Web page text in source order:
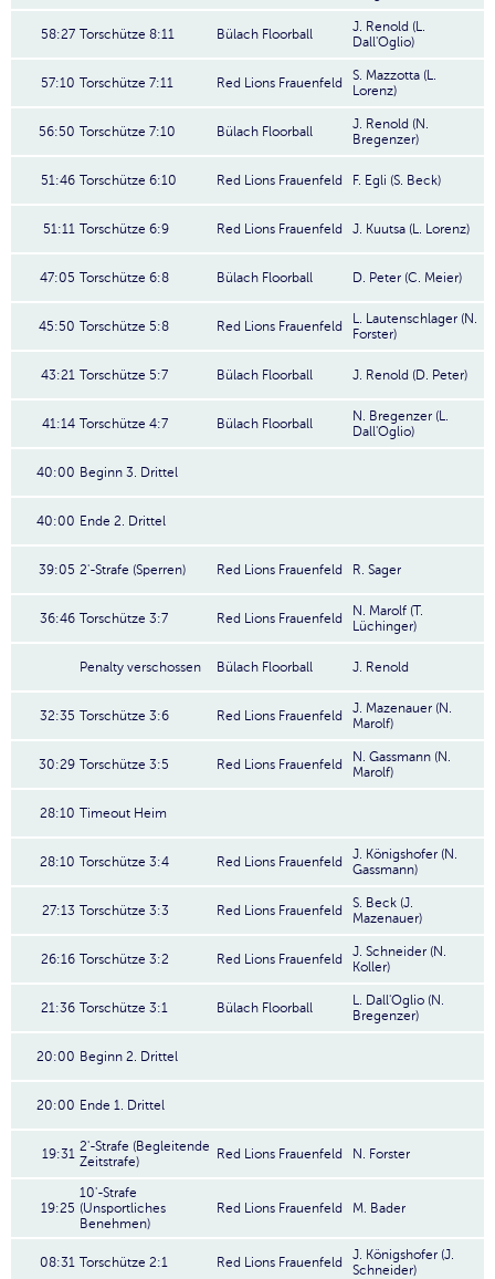
58:27 Torschütze 8:11 Bülach Floorball
J. Renold (L.
Dall'Oglio)
57:10 Torschütze 7:11 Red Lions Frauenfeld
S. Mazzotta (L.
Lorenz)
56:50 Torschütze 7:10 Bülach Floorball
J. Renold (N.
Bregenzer)
51:46 Torschütze 6:10 Red Lions Frauenfeld F. Egli (S. Beck)
51:11 Torschütze 6:9 Red Lions Frauenfeld J. Kuutsa (L. Lorenz)
47:05 Torschütze 6:8 Bülach Floorball D. Peter (C. Meier)
45:50 Torschütze 5:8 Red Lions Frauenfeld
L. Lautenschlager (N.
Forster)
43:21 Torschütze 5:7 Bülach Floorball J. Renold (D. Peter)
41:14 Torschütze 4:7 Bülach Floorball
N. Bregenzer (L.
Dall'Oglio)
40:00 Beginn 3. Drittel
40:00 Ende 2. Drittel
39:05 2'-Strafe (Sperren) Red Lions Frauenfeld R. Sager
36:46 Torschütze 3:7 Red Lions Frauenfeld
N. Marolf (T.
Lüchinger)
Penalty verschossen Bülach Floorball J. Renold
32:35 Torschütze 3:6 Red Lions Frauenfeld
J. Mazenauer (N.
Marolf)
30:29 Torschütze 3:5 Red Lions Frauenfeld
N. Gassmann (N.
Marolf)
28:10 Timeout Heim
28:10 Torschütze 3:4 Red Lions Frauenfeld
J. Königshofer (N.
Gassmann)
27:13 Torschütze 3:3 Red Lions Frauenfeld
S. Beck (J.
Mazenauer)
26:16 Torschütze 3:2 Red Lions Frauenfeld
J. Schneider (N.
Koller)
21:36 Torschütze 3:1 Bülach Floorball
L. Dall'Oglio (N.
Bregenzer)
20:00 Beginn 2. Drittel
20:00 Ende 1. Drittel
19:31 2'-Strafe (Begleitende
Zeitstrafe)
Red Lions Frauenfeld N. Forster
19:25
10'-Strafe
(Unsportliches
Benehmen)
Red Lions Frauenfeld M. Bader
08:31 Torschütze 2:1 Red Lions Frauenfeld
J. Königshofer (J.
Schneider)